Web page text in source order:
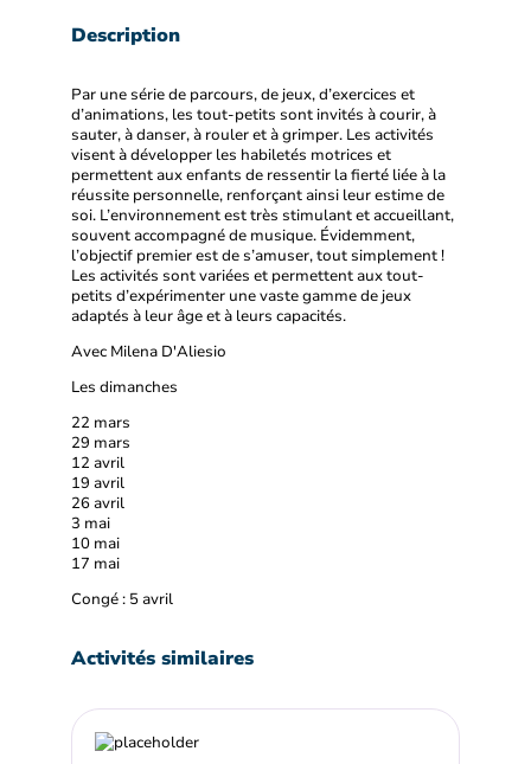
Description
Par une série de parcours, de jeux, d’exercices et
d’animations, les tout-petits sont invités à courir, à
sauter, à danser, à rouler et à grimper. Les activités
visent à développer les habiletés motrices et
permettent aux enfants de ressentir la fierté liée à la
réussite personnelle, renforçant ainsi leur estime de
soi. L’environnement est très stimulant et accueillant,
souvent accompagné de musique. Évidemment,
l’objectif premier est de s’amuser, tout simplement !
Les activités sont variées et permettent aux tout-
petits d’expérimenter une vaste gamme de jeux
adaptés à leur âge et à leurs capacités.
Avec Milena D'Aliesio
Les dimanches
22 mars
29 mars
12 avril
19 avril
26 avril
3 mai
10 mai
17 mai
Congé : 5 avril
Activités similaires